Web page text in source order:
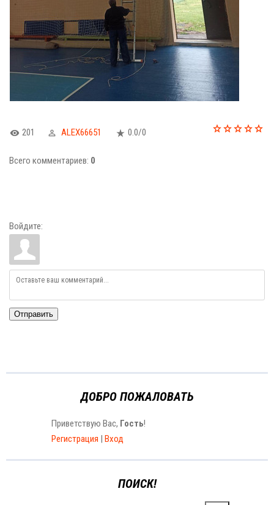
201 ALEX66651 0.0/0
Всего комментариев: 0
Войдите:
Отправить
ДОБРО ПОЖАЛОВАТЬ
Приветствую Вас, Гость!
Регистрация | Вход
ПОИСК!